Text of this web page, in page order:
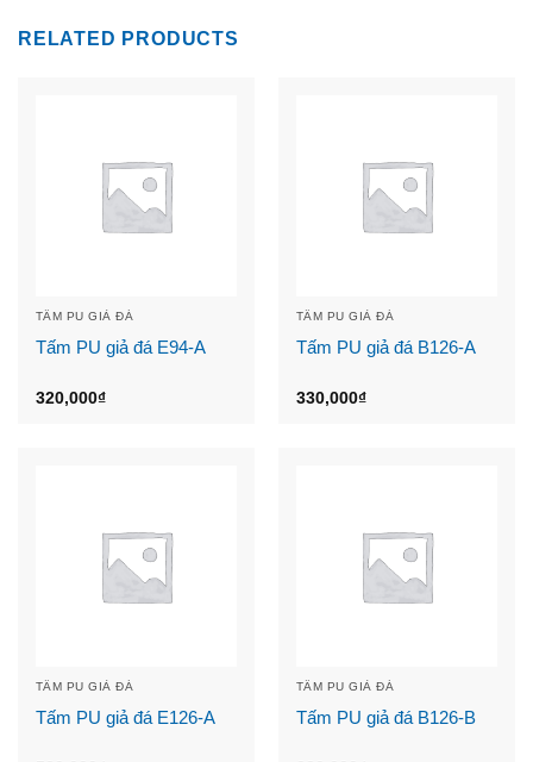
RELATED PRODUCTS
TẤM PU GIẢ ĐÁ
Tấm PU giả đá E94-A
320,000₫
TẤM PU GIẢ ĐÁ
Tấm PU giả đá B126-A
330,000₫
TẤM PU GIẢ ĐÁ
Tấm PU giả đá E126-A
TẤM PU GIẢ ĐÁ
Tấm PU giả đá B126-B